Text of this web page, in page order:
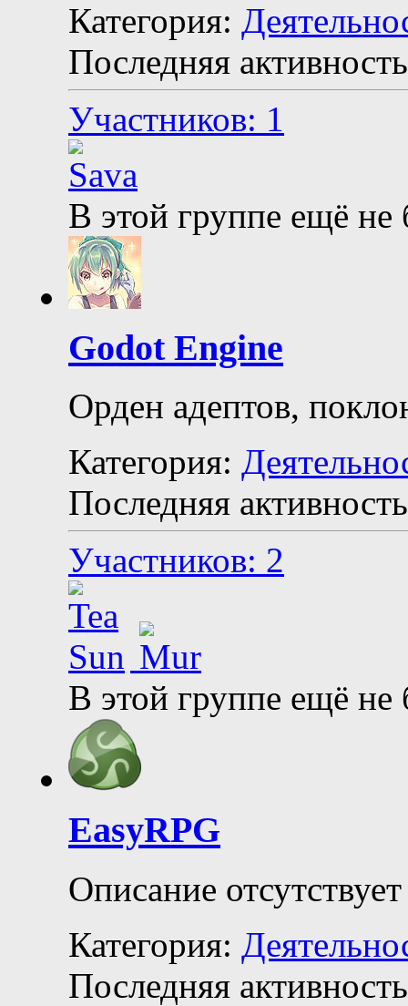
Категория:
Последняя
Участников: 1
В этой группе ещё не
Godot Engine
Орден адептов,
Категория:
Последняя
Участников: 2
В этой группе ещё не
EasyRPG
Описание отсутствует
Категория:
Последняя